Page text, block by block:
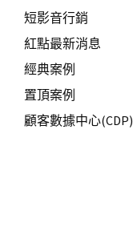
短影音行銷
紅點最新消息
經典案例
置頂案例
顧客數據中心(CDP)